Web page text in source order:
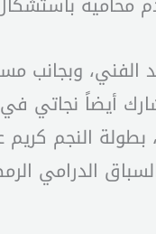
الفني، وبجانب
أيضاً نجاتي
النجم كريم
الدرامي